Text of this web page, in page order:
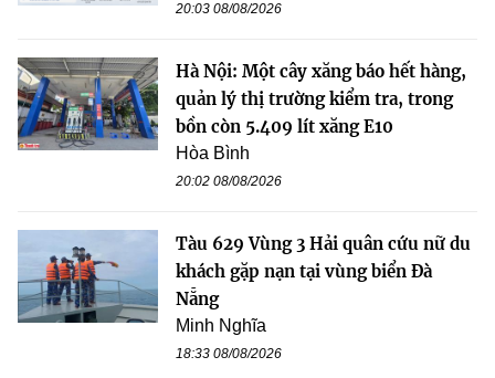
20:03 08/08/2026
Hà Nội: Một cây xăng báo hết hàng,
quản lý thị trường kiểm tra, trong
bồn còn 5.409 lít xăng E10
Hòa Bình
20:02 08/08/2026
Tàu 629 Vùng 3 Hải quân cứu nữ du
khách gặp nạn tại vùng biển Đà
Nẵng
Minh Nghĩa
18:33 08/08/2026